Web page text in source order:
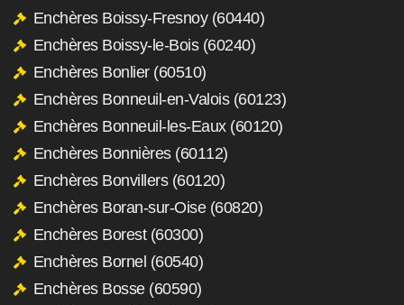
Enchères Boissy-Fresnoy (60440)
Enchères Boissy-le-Bois (60240)
Enchères Bonlier (60510)
Enchères Bonneuil-en-Valois (60123)
Enchères Bonneuil-les-Eaux (60120)
Enchères Bonnières (60112)
Enchères Bonvillers (60120)
Enchères Boran-sur-Oise (60820)
Enchères Borest (60300)
Enchères Bornel (60540)
Enchères Bosse (60590)